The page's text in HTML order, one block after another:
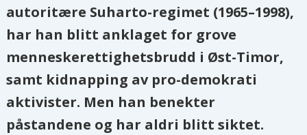
autoritære Suharto-regimet (1965–1998),
har han blitt anklaget for grove
menneskerettighetsbrudd i Øst-Timor,
samt kidnapping av pro-demokrati
aktivister. Men han benekter
påstandene og har aldri blitt siktet.